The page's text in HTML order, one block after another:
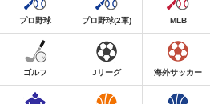
プロ野球 プロ野球(2軍) MLB
ゴルフ Jリーグ 海外サッカー